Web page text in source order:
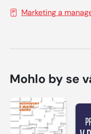
Marketing a
Mohlo by se